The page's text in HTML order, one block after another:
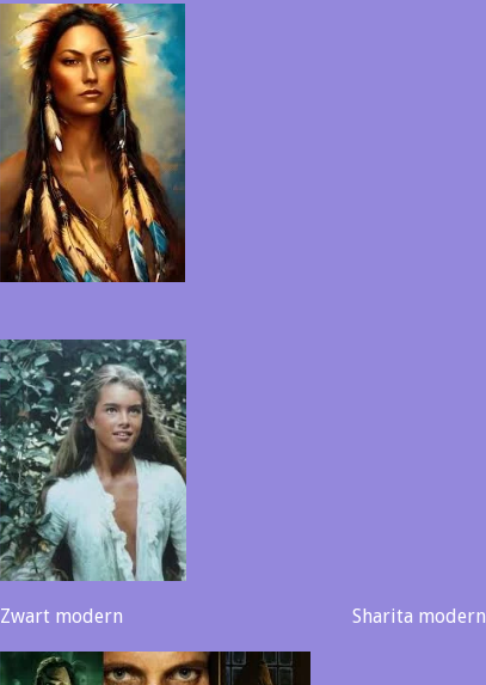
Zwart modern Sharita modern